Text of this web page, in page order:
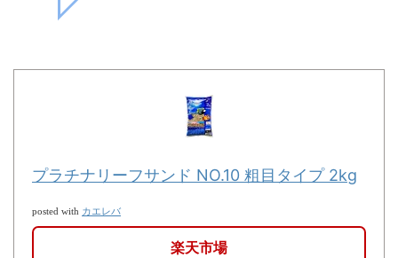
プラチナリーフサンド NO.10 粗目タイプ 2kg
posted with カエレバ
楽天市場